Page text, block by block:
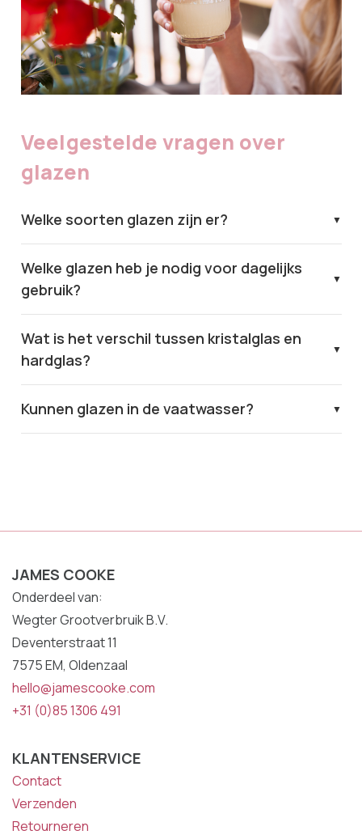
Veelgestelde vragen over
glazen
Welke soorten glazen zijn er?
Welke glazen heb je nodig voor dagelijks
gebruik?
Wat is het verschil tussen kristalglas en
hardglas?
Kunnen glazen in de vaatwasser?
JAMES COOKE
Onderdeel van:
Wegter Grootverbruik B.V.
Deventerstraat 11
7575 EM, Oldenzaal
hello@jamescooke.com
+31 (0)85 1306 491
KLANTENSERVICE
Contact
Verzenden
Retourneren